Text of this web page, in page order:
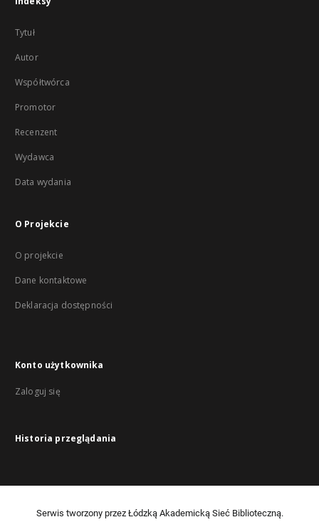
Tytuł
Autor
Współtwórca
Promotor
Recenzent
Wydawca
Data wydania
O Projekcie
O projekcie
Dane kontaktowe
Deklaracja dostępności
Konto użytkownika
Zaloguj się
Historia przeglądania
Serwis tworzony przez Łódzką Akademicką Sieć Biblioteczną.